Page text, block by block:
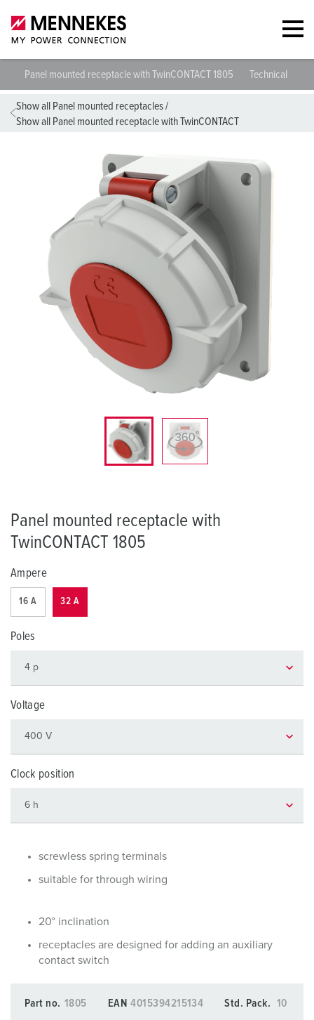
Panel mounted receptacle with TwinCONTACT 1805 Technical
Show all Panel mounted receptacles/
Show all Panel mounted receptacle with TwinCONTACT
Panel mounted receptacle with
TwinCONTACT 1805
Ampere
16 A 32 A
Poles
Voltage
Clock position
screwless spring terminals
suitable for through wiring
20° inclination
receptacles are designed for adding an auxiliary
contact switch
Part no. 1805 EAN 4015394215134 Std. Pack. 10